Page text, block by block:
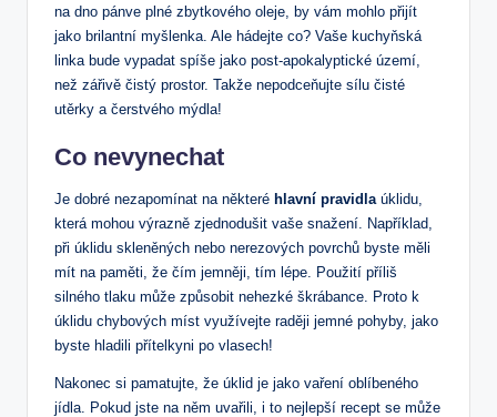
na dno pánve plné zbytkového oleje, by vám mohlo přijít
jako brilantní myšlenka. Ale hádejte co? Vaše kuchyňská
linka bude vypadat spíše jako post-apokalyptické území,
než zářivě čistý prostor. Takže nepodceňujte sílu čisté
utěrky a čerstvého mýdla!
Co nevynechat
Je dobré nezapomínat na některé hlavní pravidla úklidu,
která mohou výrazně zjednodušit vaše snažení. Například,
při úklidu skleněných nebo nerezových povrchů byste měli
mít na paměti, že čím jemněji, tím lépe. Použití příliš
silného tlaku může způsobit nehezké škrábance. Proto k
úklidu chybových míst využívejte raději jemné pohyby, jako
byste hladili přítelkyni po vlasech!
Nakonec si pamatujte, že úklid je jako vaření oblíbeného
jídla. Pokud jste na něm uvařili, i to nejlepší recept se může